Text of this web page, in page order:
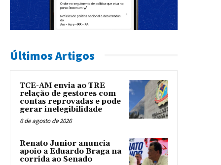
Últimos Artigos
TCE-AM envia ao TRE
relação de gestores com
contas reprovadas e pode
gerar inelegibilidade
6 de agosto de 2026
Renato Junior anuncia
apoio a Eduardo Braga na
corrida ao Senado